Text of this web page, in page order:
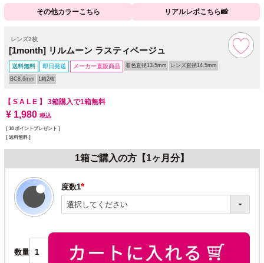
その他カラーこちら リアルレポこちら📸
レンズ2枚
[1month] リルムーン ラスティベージュ
送料無料 即日発送 メーカー直販商品 着色直径13.5mm レンズ直径14.5mm
BC8.6mm 1箱2枚
【 S A L E 】 3箱購入で1箱無料
¥ 1,980 税込
[ 18 ポイントプレゼント ]
送料無料
1箱ご購入の方【1ヶ月分】
度数1
(必
須)
数量